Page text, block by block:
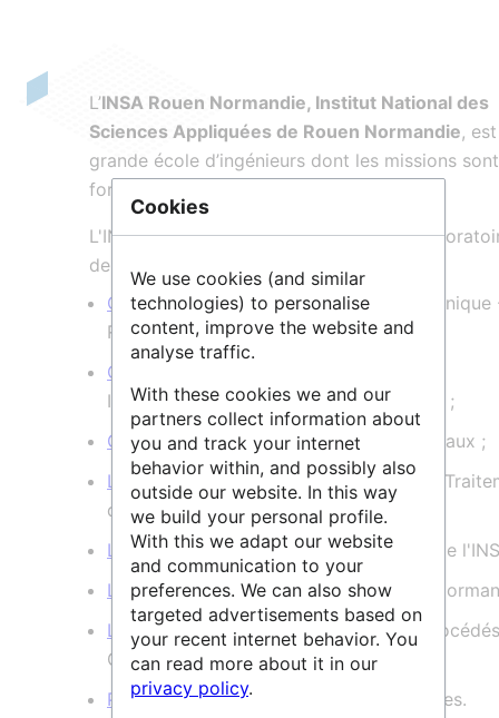
L’INSA Rouen Normandie, Institut National des
Sciences Appliquées de Rouen Normandie,
grande école d’ingénieurs dont les missions
formation, la recherche et l’innovation.
L'INSA Rouen Normandie dispose de 8
de recherche :
COBRA
- Chimie Organique et Bioorganique
Réactivité et Analyse ;
CORIA
Interprofessionnel en Aérothermochimie ;
GPM
- Groupe de Physique des Matériaux ;
LITIS
- Laboratoire d'Informatique, de
de l'Information et des Systèmes ;
LMI
- Laboratoire de Mathématiques de
LMN
- Laboratoire de Mécanique de
LSPC
- Laboratoire de Sécurité des Procédés
Chimiques ;
PBS
- Polymères Biopolymères Surfaces.
Cookies
We use cookies (and similar
technologies) to personalise
content, improve the website and
analyse traffic.
With these cookies we and our
partners collect information about
you and track your internet
behavior within, and possibly also
outside our website. In this way
we build your personal profile.
With this we adapt our website
and communication to your
preferences. We can also show
targeted advertisements based on
your recent internet behavior. You
can read more about it in our
privacy policy.